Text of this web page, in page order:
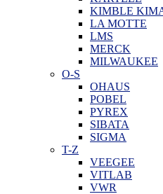
KIMBLE
LA MOTTE
LMS
MERCK
MILWAUKEE
O-S
OHAUS
POBEL
PYREX
SIBATA
SIGMA
T-Z
VEEGEE
VITLAB
VWR